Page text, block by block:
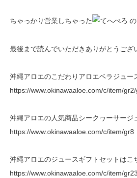
ちゃっかり営業しちゃった
最後まで読んでいただきありがとうござ
沖縄アロエのこだわりアロエベラジュー
https://www.okinawaaloe.com/c/item/
沖縄アロエの人気商品シークヮーサージ
https://www.okinawaaloe.com/c/item/gr8
沖縄アロエのジュースギフトセットはこ
https://www.okinawaaloe.com/c/item/